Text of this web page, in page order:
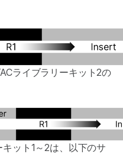
ライブラリーキット2の
ット1～2は、以下のサ